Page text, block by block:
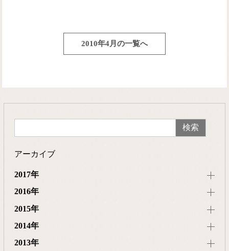
2010年4月の一覧へ
アーカイブ
2017年
2016年
2015年
2014年
2013年